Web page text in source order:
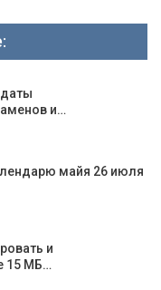
и…
майя 26 июля
и
15 МБ…